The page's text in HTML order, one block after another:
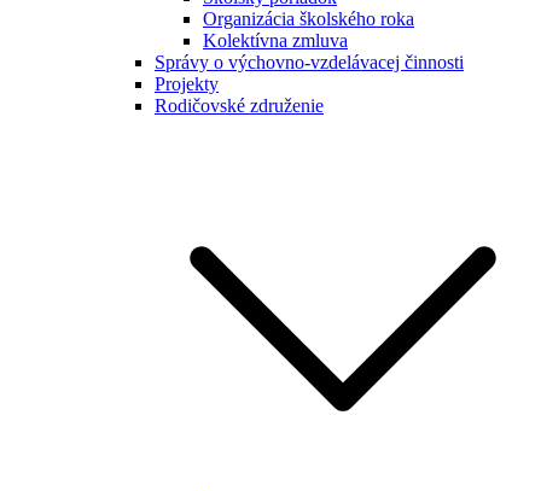
Organizácia školského roka
Kolektívna zmluva
Správy o výchovno-vzdelávacej činnosti
Projekty
Rodičovské združenie